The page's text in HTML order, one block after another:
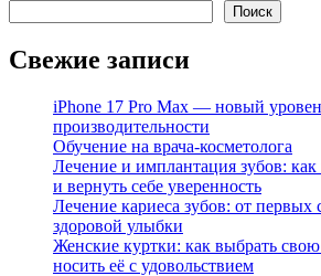
Поиск
Свежие записи
iPhone 17 Pro Max — новый
производительности
Обучение на врача-косметолога
Лечение и имплантация зубов: как
и вернуть себе уверенность
Лечение кариеса зубов: от первых
здоровой улыбки
Женские куртки: как выбрать
носить её с удовольствием